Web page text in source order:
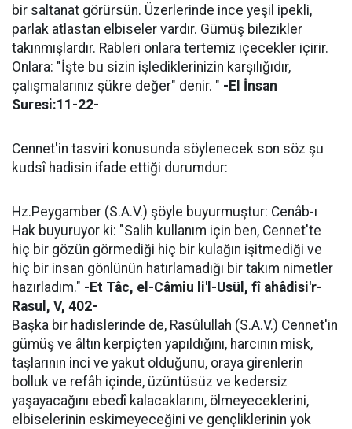
bir saltanat görürsün. Üzerlerinde ince yeşil ipekli,
parlak atlastan elbiseler vardır. Gümüş bilezikler
takınmışlardır. Rableri onlara tertemiz içecekler içirir.
Onlara: "İşte bu sizin işlediklerinizin karşılığıdır,
çalışmalarınız şükre değer" denir. " -El İnsan
Suresi:11-22-
Cennet'in tasviri konusunda söylenecek son söz şu
kudsî hadisin ifade ettiği durumdur:
Hz.Peygamber (S.A.V.) şöyle buyurmuştur: Cenâb-ı
Hak buyuruyor ki: "Salih kullanım için ben, Cennet'te
hiç bir gözün görmediği hiç bir kulağın işitmediği ve
hiç bir insan gönlünün hatırlamadığı bir takım nimetler
hazırladım." -Et Tâc, el-Câmiu li'l-Usül, fî ahâdisi'r-
Rasul, V, 402-
Başka bir hadislerinde de, Rasûlullah (S.A.V.) Cennet'in
gümüş ve âltın kerpiçten yapıldığını, harcının misk,
taşlarının inci ve yakut olduğunu, oraya girenlerin
bolluk ve refâh içinde, üzüntüsüz ve kedersiz
yaşayacağını ebedî kalacaklarını, ölmeyeceklerini,
elbiselerinin eskimeyeceğini ve gençliklerinin yok